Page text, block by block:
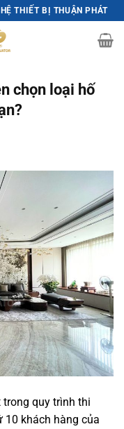
THIẾT BỊ THUẬN PHÁT
chọn loại hố
trong quy trình thi
10 khách hàng của